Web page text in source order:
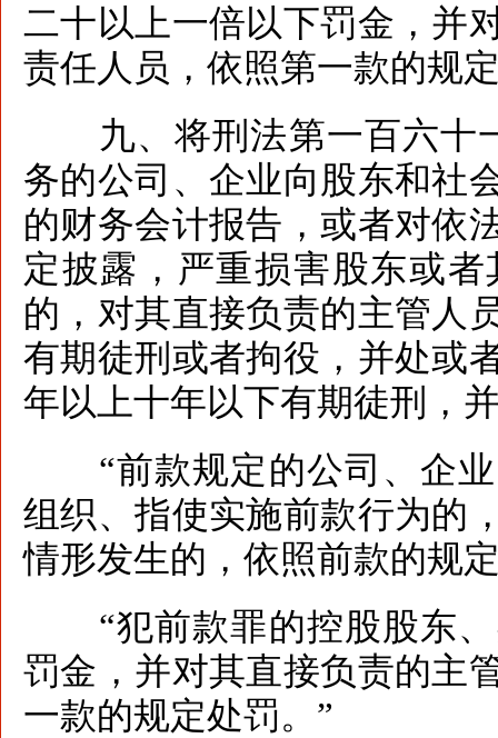
二十以上一倍以下罚金，并
责任人员，依照第一款的规
九、将刑法第一百六十
务的公司、企业向股东和社
的财务会计报告，或者对依
定披露，严重损害股东或
的，对其直接负责的主管人
有期徒刑或者拘役，并处或
年以上十年以下有期徒刑，
“前款规定的公司、企业
组织、指使实施前款行为的
情形发生的，依照前款的规
“犯前款罪的控股股东、
罚金，并对其直接负责的主
一款的规定处罚。”